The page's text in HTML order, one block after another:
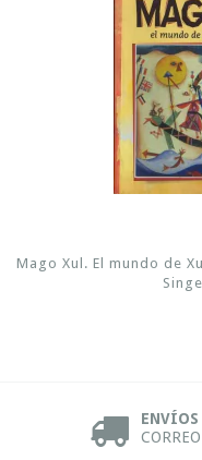
Mago Xul. El mundo de